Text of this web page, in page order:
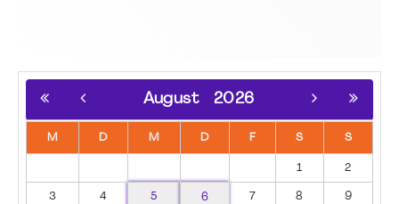
August 2026
M D M D F S S
1 2
3 4 5 6 7 8 9